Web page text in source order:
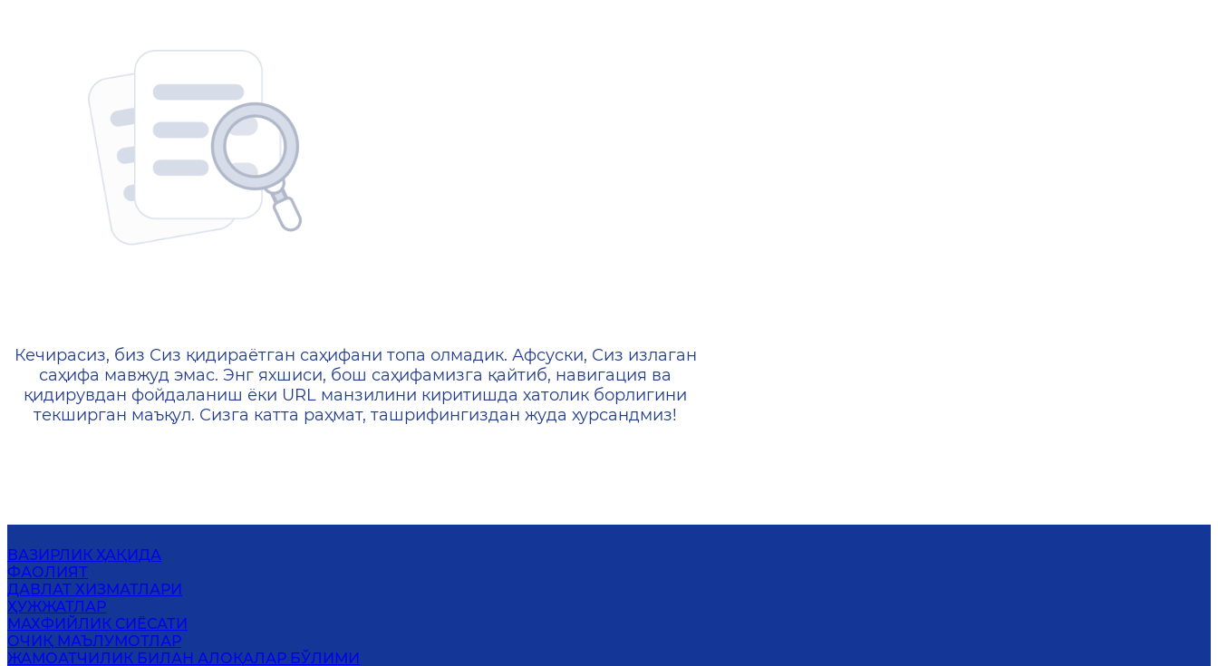
404 — Страница не найдена
Кечирасиз, биз Сиз қидираётган саҳифани топа олмадик. Афсуски, Сиз излаган
саҳифа мавжуд эмас. Энг яхшиси, бош саҳифамизга қайтиб, навигация ва
қидирувдан фойдаланиш ёки URL манзилини киритишда хатолик борлигини
текширган маъқул. Сизга катта раҳмат, ташрифингиздан жуда хурсандмиз!
ВАЗИРЛИК ҲАҚИДА
ФАОЛИЯТ
ДАВЛАТ ХИЗМАТЛАРИ
ҲУЖЖАТЛАР
МАХФИЙЛИК СИЁСАТИ
ОЧИҚ МАЪЛУМОТЛАР
ЖАМОАТЧИЛИК БИЛАН АЛОҚАЛАР БЎЛИМИ